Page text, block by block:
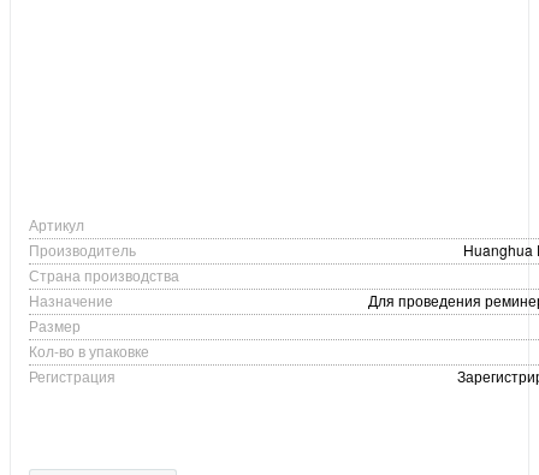
Артикул
Производитель
Huanghua
Страна производства
Назначение
Для проведения
Размер
Кол-во в упаковке
Регистрация